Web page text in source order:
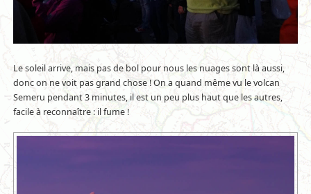
Le soleil arrive, mais pas de bol pour nous les nuages sont là aussi,
donc on ne voit pas grand chose ! On a quand même vu le volcan
Semeru pendant 3 minutes, il est un peu plus haut que les autres,
facile à reconnaître : il fume !